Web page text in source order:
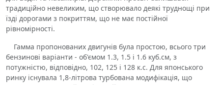
традиційно невеликим, що створювало деякі труднощі при
їзді дорогами з покриттям, що не має постійної
рівномірності.
Гамма пропонованих двигунів була простою, всього три
бензинові варіанти - об'ємом 1.3, 1.5 і 1.6 куб.см, з
потужністю, відповідно, 102, 125 і 128 к.с. Для японського
ринку існувала 1,8-літрова турбована модифікація, що